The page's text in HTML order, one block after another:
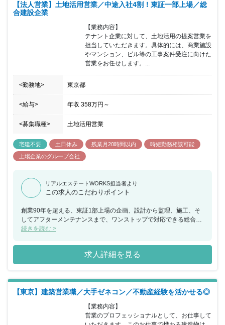
果に対する正当な対価として、インセンティブなどの報酬をご用意
しておりますので、今までのキャリアで培った手法や人脈を活かし
て、即戦力としてご活躍を期待しております。
【法人営業】土地活用営業／中途入社4割！東証一部上場／総
合建設企業
【業務内容】
テナント企業に対して、土地活用の提案営業を
担当していただきます。具体的には、商業施設
やマンション、ビル等の工事案件受注に向けた
営業をお任せします。...
<勤務地> 東京都
<給与> 年収 358万円 ～
<募集職種> 土地活用営業
宅建不要 土日休み 残業月20時間以内
時短勤務相談可能
上場企業のグループ会社
リアルエステートWORKS担当者より
この求人のこだわりポイント
創業90年を超える、東証1部上場の企画、設計から監理、施工、そ
してアフターメンテナンスまで、ワンストップで対応できる総合建
設会社です。主に商業施設、居住施設、公共施設を手掛けており、
す。案件は建築工事が99％を占めており、売上高は865億円とトッ
プクラスの売り上げを誇ります。中小企業であるが故に、若いうち
から建築のすべての工程を経験していけます。経験をはやく積み重
社員もいます。こちらの求人には、社歴問わず早期に昇格したい
方、マネジメントしたい方にはおすすめの求人です。
続きを読む >
求人詳細を見る
【東京】建築営業職／大手ゼネコン／不動産経験を活かせる◎
【業務内容】
営業のプロフェッショナルとして、お仕事して